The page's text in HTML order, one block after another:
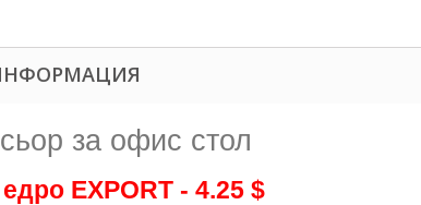
за офис стол
EXPORT - 4.25 $